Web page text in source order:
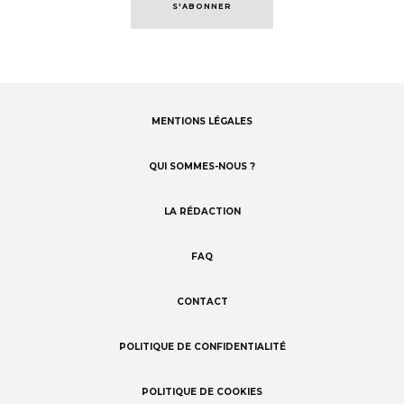
S'ABONNER
MENTIONS LÉGALES
QUI SOMMES-NOUS ?
LA RÉDACTION
FAQ
CONTACT
POLITIQUE DE CONFIDENTIALITÉ
POLITIQUE DE COOKIES